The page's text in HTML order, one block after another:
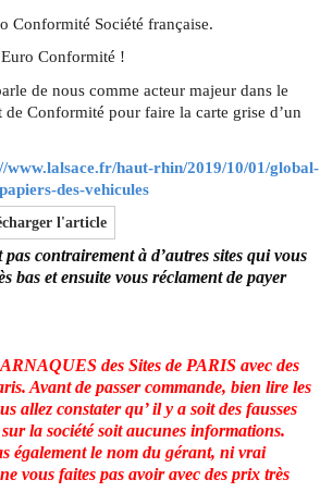
Conformité Société française.
Conformité !
de nous comme acteur majeur dans le
Conformité pour faire la carte grise d’un
www.lalsace.fr/haut-rhin/2019/10/01/global-
des-vehicules
l'article
contrairement à d’autres sites qui vous
bas et ensuite vous réclament de payer
des Sites de PARIS avec des
Avant de passer commande, bien lire les
allez constater qu’ il y a soit des fausses
la société soit aucunes informations.
également le nom du gérant, ni vrai
vous faites pas avoir avec des prix très